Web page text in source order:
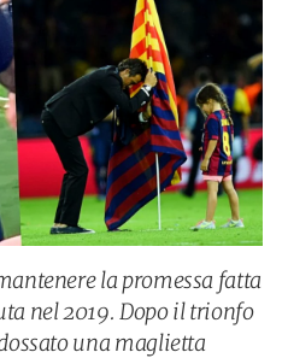
la promessa fatta
nel 2019. Dopo il trionfo
una maglietta